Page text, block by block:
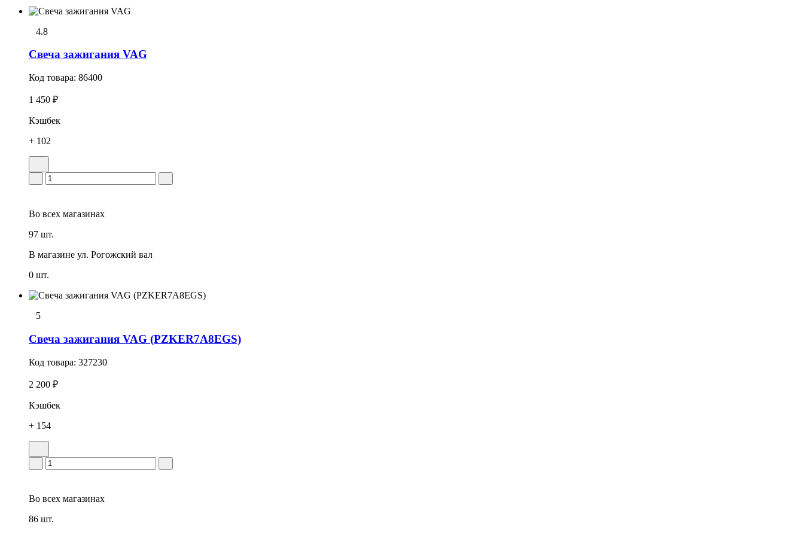
4.8
Свеча зажигания VAG
Код товара: 86400
1 450 ₽
Кэшбек
+ 102
Во всех магазинах
97 шт.
В магазине ул. Рогожский вал
0 шт.
5
Свеча зажигания VAG (PZKER7A8EGS)
Код товара: 327230
2 200 ₽
Кэшбек
+ 154
Во всех магазинах
86 шт.